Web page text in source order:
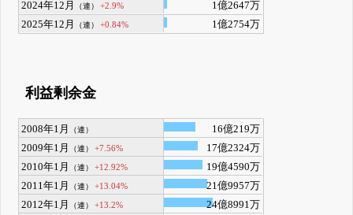
2024年12月 （連） +2.9%
1億2647万
2025年12月
（連） +0.84% 1億2754万
利益剰余金
2008年1月 （連）
16億219万
2009年1月
（連） +7.56%
17億2324万
2010年1月
（連） +12.92%
19億4590万
2011年1月
（連） +13.04%
21億9957万
2012年1月
（連） +13.2%
24億8991万